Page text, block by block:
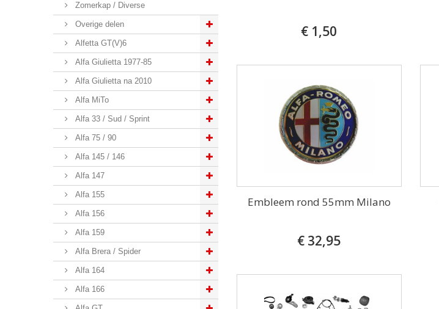
Zomerkap / Diverse
Overige delen
Alfetta GT(V)6
Alfa Giulietta 1977-85
Alfa Giulietta na 2010
Alfa MiTo
Alfa 33 / Sud / Sprint
Alfa 75 / 90
Alfa 145 / 146
Alfa 147
Alfa 155
Alfa 156
Alfa 159
Alfa Brera / Spider
Alfa 164
Alfa 166
€ 1,50
Embleem rond 55mm Milano
€ 32,95